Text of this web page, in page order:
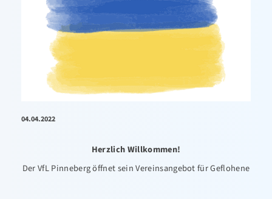
04.04.2022
Herzlich Willkommen!
Der VfL Pinneberg öffnet sein Vereinsangebot für Geflohene